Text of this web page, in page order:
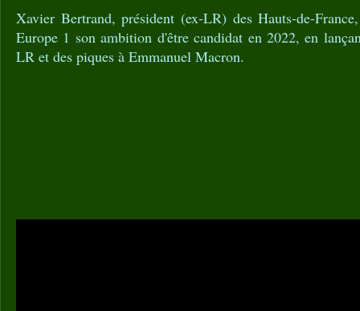
Xavier Bertrand, président (ex-LR) des Hauts-de-
Europe 1 son ambition d'être candidat en 2022, en
LR et des piques à Emmanuel Macron.